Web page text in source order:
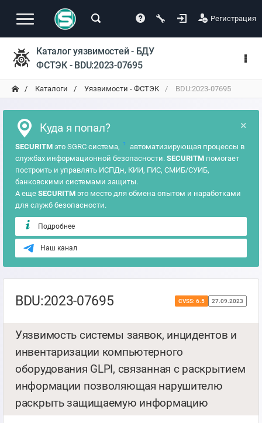
Регистрация
Каталог уязвимостей - БДУ
ФСТЭК - BDU:2023-07695
Каталоги Уязвимости - ФСТЭК BDU:2023-07695
×
Куда я попал?
SECURITM это SGRC система, ?
автоматизирующая процессы в
службах информационной безопасности. SECURITM помогает
построить и управлять ИСПДн, КИИ, ГИС, СМИБ/СУИБ,
банковскими системами защиты.
А еще SECURITM это место для обмена опытом и наработками
для служб безопасности.
Подробнее
Наш канал
BDU:2023-07695 CVSS: 6.5 27.09.2023
Уязвимость системы заявок, инцидентов и
инвентаризации компьютерного
оборудования GLPI, связанная с раскрытием
информации позволяющая нарушителю
раскрыть защищаемую информацию